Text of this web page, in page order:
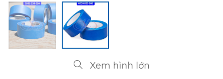
Xem hình lớn